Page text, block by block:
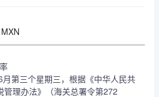
第三个星期三，根据《中华人民共
理办法》（海关总署令第272